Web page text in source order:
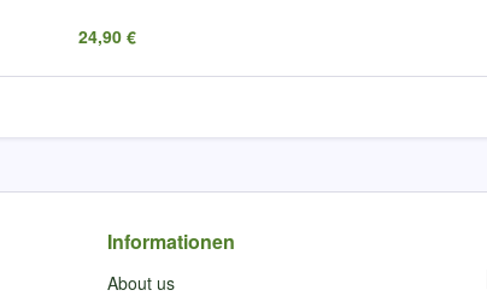
24,90 €
Informationen
About us